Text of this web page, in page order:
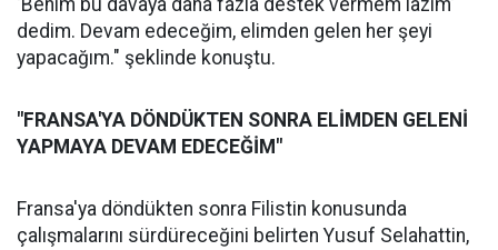
'Benim bu davaya daha fazla destek vermem lazım'
dedim. Devam edeceğim, elimden gelen her şeyi
yapacağım." şeklinde konuştu.
"FRANSA'YA DÖNDÜKTEN SONRA ELİMDEN GELENİ
YAPMAYA DEVAM EDECEĞİM"
Fransa'ya döndükten sonra Filistin konusunda
çalışmalarını sürdüreceğini belirten Yusuf Selahattin,